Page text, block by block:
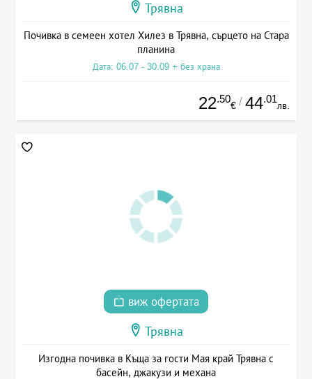
Трявна
Почивка в семеен хотел Хилез в Трявна, сърцето на Стара
планина
Дата: 06.07 - 30.09 + без храна
22.50
€ / 44.01
лв.
виж офертата
Трявна
Изгодна почивка в Къща за гости Мая край Трявна с
басейн, джакузи и механа